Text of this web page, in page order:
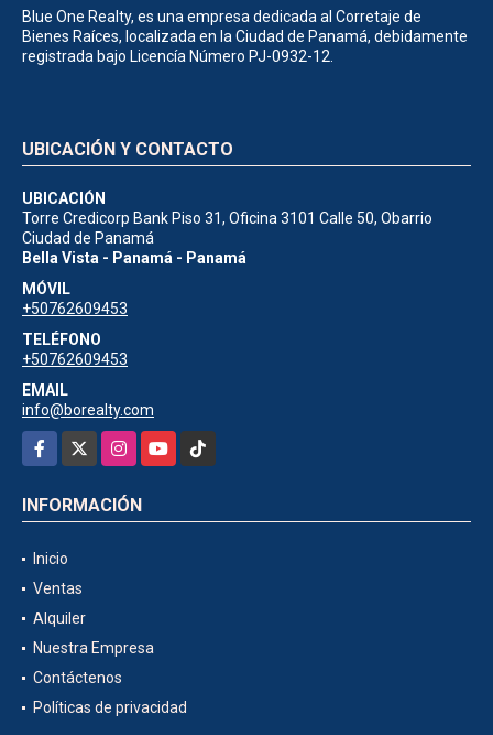
Blue One Realty, es una empresa dedicada al Corretaje de
Bienes Raíces, localizada en la Ciudad de Panamá, debidamente
registrada bajo Licencía Número PJ-0932-12.
UBICACIÓN Y CONTACTO
UBICACIÓN
Torre Credicorp Bank Piso 31, Oficina 3101 Calle 50, Obarrio
Ciudad de Panamá
Bella Vista - Panamá - Panamá
MÓVIL
+50762609453
TELÉFONO
+50762609453
EMAIL
info@borealty.com
Facebook
InstagramYouTubeTikTok
INFORMACIÓN
Inicio
Ventas
Alquiler
Nuestra Empresa
Contáctenos
Políticas de privacidad